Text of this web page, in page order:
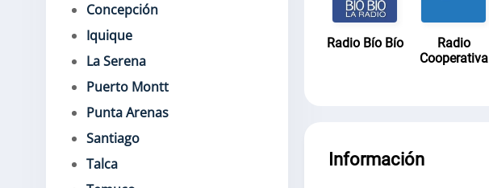
Concepción
Iquique
La Serena
Puerto Montt
Punta Arenas
Santiago
Talca
Radio Bío Bío
Radio
Cooperativa
Información